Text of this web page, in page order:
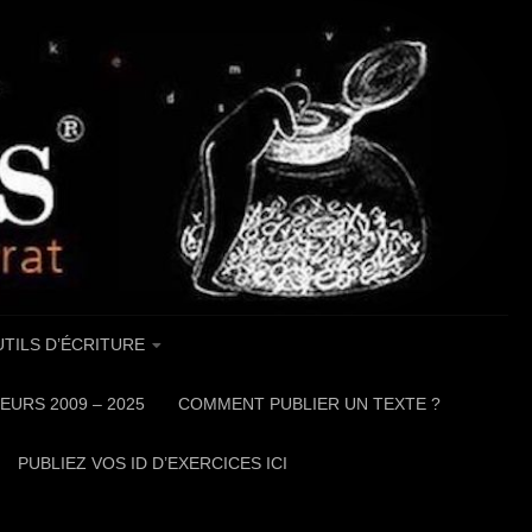
D’ÉCRITURE
2009 – 2025 COMMENT PUBLIER UN TEXTE ?
PUBLIEZ VOS ID D’EXERCICES ICI